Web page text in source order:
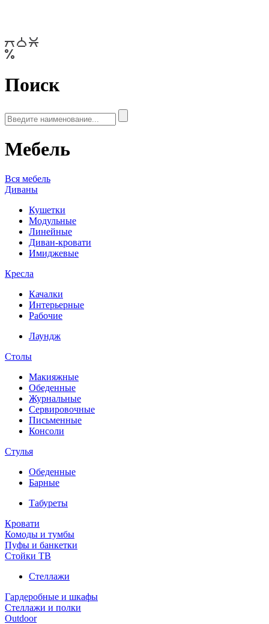
Поиск
Мебель
Вся мебель
Диваны
Кушетки
Модульные
Линейные
Диван-кровати
Имиджевые
Кресла
Качалки
Интерьерные
Рабочие
Лаундж
Столы
Макияжные
Обеденные
Журнальные
Сервировочные
Письменные
Консоли
Стулья
Обеденные
Барные
Табуреты
Кровати
Комоды и тумбы
Пуфы и банкетки
Стойки ТВ
Стеллажи
Гардеробные и шкафы
Стеллажи и полки
Outdoor